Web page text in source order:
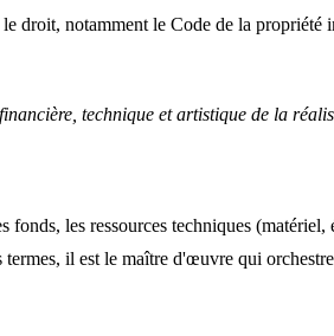
droit, notamment le Code de la propriété
technique et artistique de la
les ressources techniques
il est le maître d'œuvre qui